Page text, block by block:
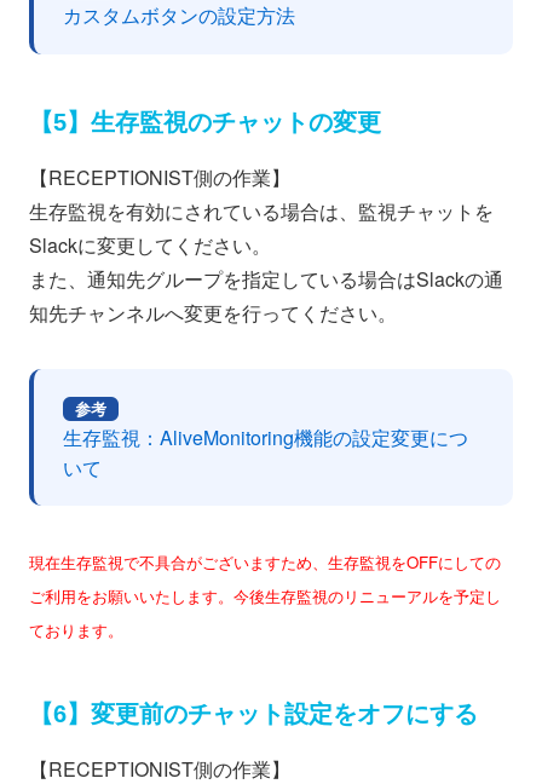
カスタムボタンの設定方法
【5】生存監視のチャットの変更
【RECEPTIONIST側の作業】
生存監視を有効にされている場合は、監視チャットを
Slackに変更してください。
また、通知先グループを指定している場合はSlackの通
知先チャンネルへ変更を行ってください。
参考
生存監視：AliveMonitoring機能の設定変更につ
いて
現在生存監視で不具合がございますため、生存監視をOFFにしての
ご利用をお願いいたします。今後生存監視のリニューアルを予定し
ております。
【6】変更前のチャット設定をオフにする
【RECEPTIONIST側の作業】